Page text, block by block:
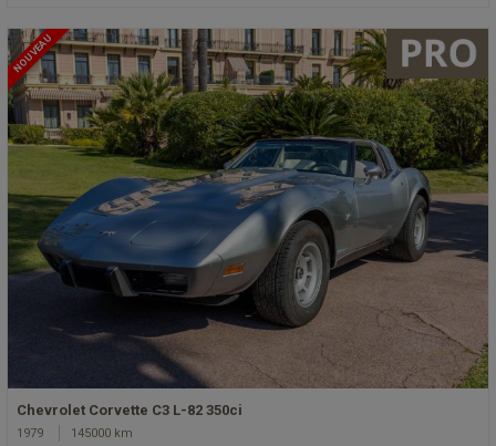
NOUVEAU
Chevrolet Corvette C3 L-82 350ci
1979 145000 km